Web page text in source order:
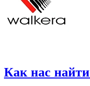
Как нас найти